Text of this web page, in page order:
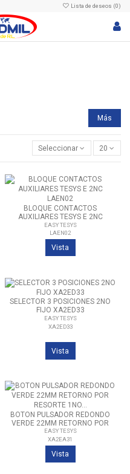
Lista de deseos (0)
Más
Seleccionar 20
BLOQUE CONTACTOS
AUXILIARES TESYS E 2NC
LAEN02
EASY TESYS
LAEN02
Vista
SELECTOR 3 POSICIONES 2NO
FIJO XA2ED33
EASY TESYS
XA2ED33
Vista
BOTON PULSADOR REDONDO
VERDE 22MM RETORNO POR
RESORTE 1NO XA2EA31
EASY TESYS
XA2EA31
Vista